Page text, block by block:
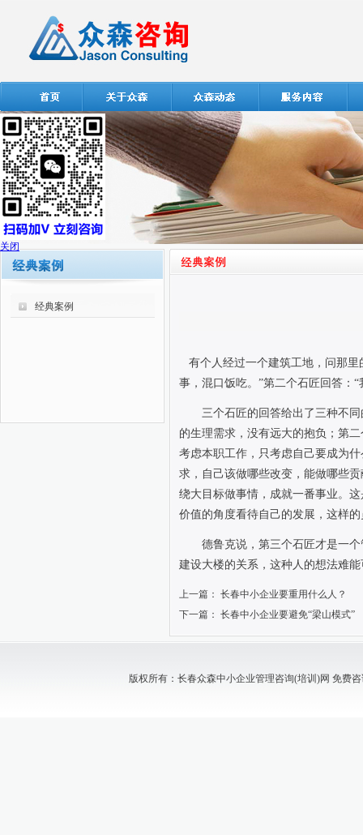
经典案例
有个人经过一个建筑工地，问那
事，混口饭吃。”第二个石匠回答：
三个石匠的回答给出了三种不
的生理需求，没有远大的抱负；第
考虑本职工作，只考虑自己要成为
求，自己该做哪些改变，能做哪些
绕大目标做事情，成就一番事业。
价值的角度看待自己的发展，这样
德鲁克说，第三个石匠才是一
建设大楼的关系，这种人的想法难能
上一篇： 长春中小企业要重用什么人？
下一篇： 长春中小企业要避免“梁山模式”
版权所有：长春众森中小企业管理咨询(培训)网 免费咨
关闭